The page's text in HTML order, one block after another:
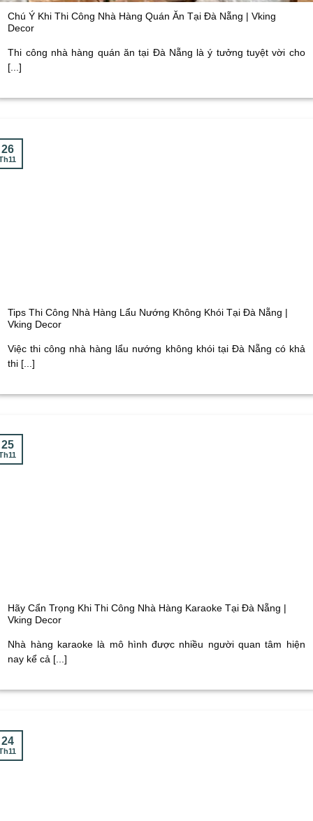
Chú Ý Khi Thi Công Nhà Hàng Quán Ăn Tại Đà Nẵng | Vking
Decor
Thi công nhà hàng quán ăn tại Đà Nẵng là ý tưởng tuyệt vời cho
[...]
Tips Thi Công Nhà Hàng Lẩu Nướng Không Khói Tại Đà Nẵng |
Vking Decor
Việc thi công nhà hàng lẩu nướng không khói tại Đà Nẵng có khả
thi [...]
26
Hãy Cẩn Trọng Khi Thi Công Nhà Hàng Karaoke Tại Đà Nẵng |
Vking Decor
Nhà hàng karaoke là mô hình được nhiều người quan tâm hiện
nay kể cả [...]
25
24